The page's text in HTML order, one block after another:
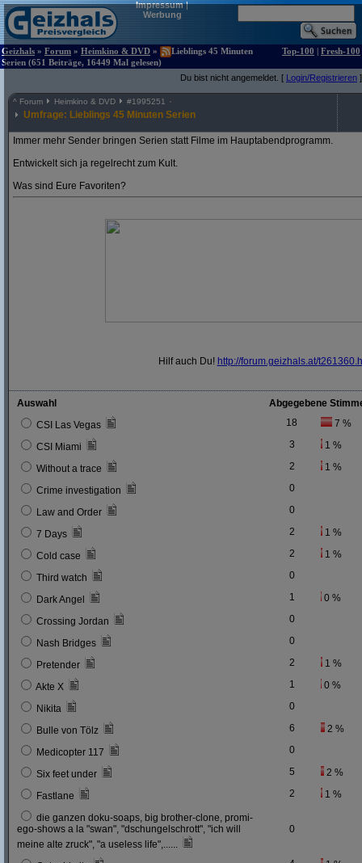
Impressum|
Werbung
Geizhals » Forum » Heimkino & DVD »
Lieblings 45 Minuten
Serien (651 Beiträge, 16449 Mal gelesen)
Top-100 | Fresh-100
Du bist nicht angemeldet. [ Login/Registrieren ]
^ Forum Heimkino & DVD #1995251
Umfrage: Lieblings 45 Minuten Serien
Immer mehr Sender bringen Serien statt Filme im Hauptabendprogramm.
Entwickelt sich ja regelrecht zum Kult.
Was sind Eure Favoriten?
Hilf auch Du! http://forum.geizhals.at/
Auswahl
Abgegebene
CSI Las Vegas
18 7 %
CSI Miami 3 1 %
Without a trace 2 1 %
Crime investigation 0
Law and Order 0
7 Days 2 1 %
Cold case 2 1 %
Third watch 0
Dark Angel 1 0 %
Crossing Jordan 0
Nash Bridges 0
Pretender 2 1 %
Akte X 1 0 %
Nikita 0
Bulle von Tölz 6 2 %
Medicopter 117 0
Six feet under 5 2 %
Fastlane 2 1 %
die ganzen doku-soaps, big brother-clone, promi-
ego-shows a la "swan", "dschungelschrott", "ich will
meine alte zruck", "a useless life",......
0